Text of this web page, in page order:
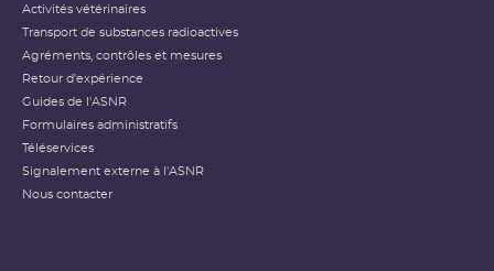
Activités vétérinaires
Transport de substances radioactives
Agréments, contrôles et mesures
Retour d'expérience
Guides de l'ASNR
Formulaires administratifs
Téléservices
Signalement externe à l'ASNR
Nous contacter